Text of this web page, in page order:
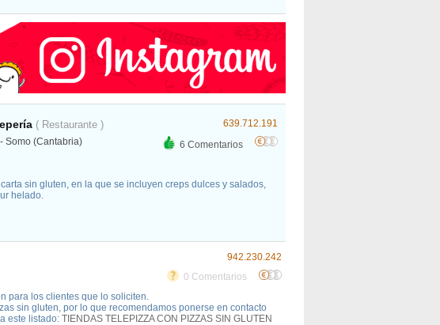
639.712.191
( Restaurante )
6 Comentarios
Somo (Cantabria)
sin gluten, en la que se incluyen creps dulces y salados,
helado.
942.230.242
0 Comentarios
para los clientes que lo soliciten.
sin gluten, por lo que recomendamos ponerse en contacto
este listado: TIENDAS TELEPIZZA CON PIZZAS SIN GLUTEN